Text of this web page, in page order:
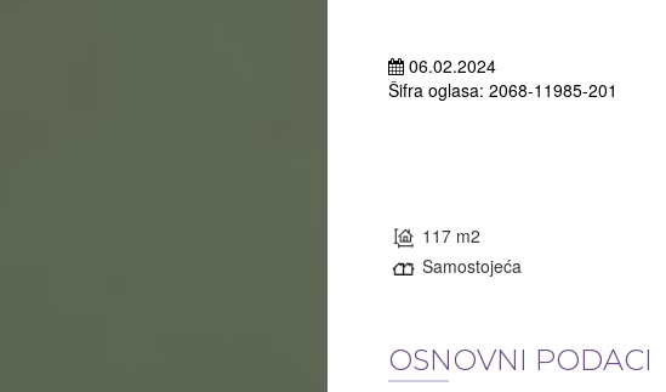
06.02.2024
Šifra oglasa: 2068-11985-201
117 m2
Samostojeća
OSNOVNI PODACI